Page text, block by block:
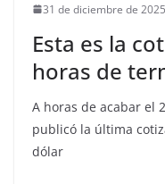
31 de diciembre de 2025
Esta es la
horas de
A horas de acabar el
publicó la última
dólar